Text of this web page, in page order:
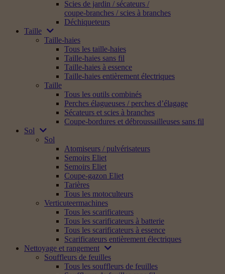
Scies de jardin / sécateurs /
coupe-branches / scies à branches
Déchiqueteurs
Taille
Taille-haies
Tous les taille-haies
Taille-haies sans fil
Taille-haies à essence
Taille-haies entièrement électriques
Taille
Tous les outils combinés
Perches élagueuses / perches d’élagage
Sécateurs et scies à branches
Coupe-bordures et débroussailleuses sans fil
Sol
Sol
Atomiseurs / pulvérisateurs
Semoirs Eliet
Semoirs Eliet
Coupe-gazon Eliet
Tarières
Tous les motoculteurs
Verticuteermachines
Tous les scarificateurs
Tous les scarificateurs à batterie
Tous les scarificateurs à essence
Scarificateurs entièrement électriques
Nettoyage et rangement
Souffleurs de feuilles
Tous les souffleurs de feuilles